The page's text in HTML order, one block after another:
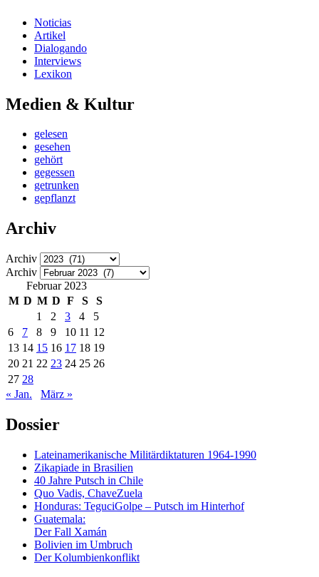
Noticias
Artikel
Dialogando
Interviews
Lexikon
Medien & Kultur
gelesen
gesehen
gehört
gegessen
getrunken
gepflanzt
Archiv
Archiv
Archiv
Februar 2023
M D M D F S
S
1
2 3 4
5
6
7 8 9 10 11 12
13 14 15 16 17 18 19
20 21 22 23 24 25 26
27 28
« Jan.
März »
Dossier
Lateinamerikanische Militärdiktaturen 1964-1990
Zikapiade in Brasilien
40 Jahre Putsch in Chile
Quo Vadis, ChaveZuela
Honduras: TeguciGolpe – Putsch im Hinterhof
Guatemala:
Der Fall Xamán
Bolivien im Umbruch
Der Kolumbienkonflikt